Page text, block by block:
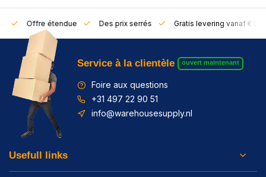
Offre étendue Des prix serrés Gratis levering vanaf €
Service à la clientèle ouvert maintenant
Foire aux questions
+31 497 22 90 51
info@warehousesupply.nl
Usefull links